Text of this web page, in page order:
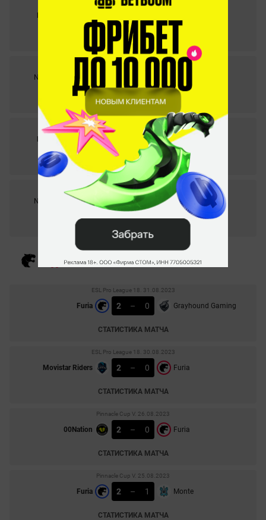
Ninjas in Pyjamas
СТАТИСТИКА МАТЧА
Intel Extreme Masters Sydney 2023. 24.08.2023
Ninjas in Pyjamas
СТАТИСТИКА МАТЧА
Intel Extreme Masters Sydney 2023. 24.08.2023
Ninjas in Pyjamas 1 OG
СТАТИСТИКА МАТЧА
Intel Extreme Masters Sydney 2023. 23.08.2023
Ninjas in Pyjamas 0 – 9ine
ESL Pro League 18. 31.08.2023
Furia 2 – 0 Grayhound Gaming
СТАТИСТИКА МАТЧА
ESL Pro League 18. 30.08.2023
Movistar Riders 2 – 0 Furia
СТАТИСТИКА МАТЧА
Pinnacle Cup V. 26.08.2023
00Nation 2 – 0 Furia
СТАТИСТИКА МАТЧА
Pinnacle Cup V. 25.08.2023
Furia 2 – 1 Monte
СТАТИСТИКА МАТЧА